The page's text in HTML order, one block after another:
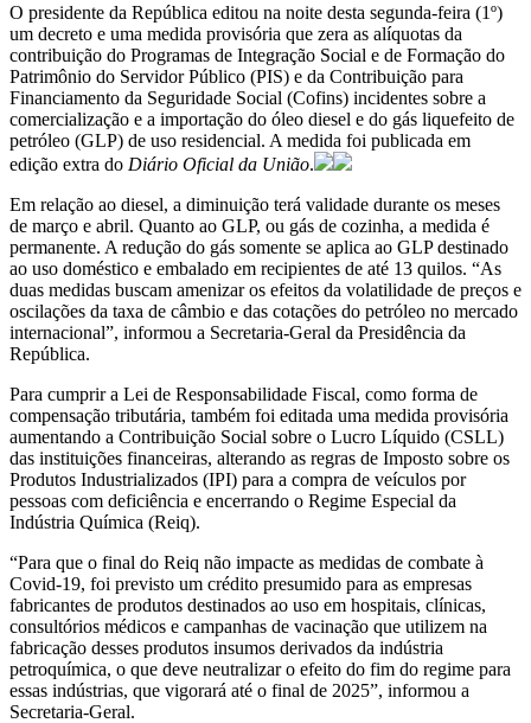
O presidente da República editou na noite desta segunda-feira (1º)
um decreto e uma medida provisória que zera as alíquotas da
contribuição do Programas de Integração Social e de Formação do
Patrimônio do Servidor Público (PIS) e da Contribuição para
Financiamento da Seguridade Social (Cofins) incidentes sobre a
comercialização e a importação do óleo diesel e do gás liquefeito de
petróleo (GLP) de uso residencial. A medida foi publicada em
edição extra do Diário Oficial da União.
Em relação ao diesel, a diminuição terá validade durante os meses
de março e abril. Quanto ao GLP, ou gás de cozinha, a medida é
permanente. A redução do gás somente se aplica ao GLP destinado
ao uso doméstico e embalado em recipientes de até 13 quilos. “As
duas medidas buscam amenizar os efeitos da volatilidade de preços e
oscilações da taxa de câmbio e das cotações do petróleo no mercado
internacional”, informou a Secretaria-Geral da Presidência da
República.
Para cumprir a Lei de Responsabilidade Fiscal, como forma de
compensação tributária, também foi editada uma medida provisória
aumentando a Contribuição Social sobre o Lucro Líquido (CSLL)
das instituições financeiras, alterando as regras de Imposto sobre os
Produtos Industrializados (IPI) para a compra de veículos por
pessoas com deficiência e encerrando o Regime Especial da
Indústria Química (Reiq).
“Para que o final do Reiq não impacte as medidas de combate à
Covid-19, foi previsto um crédito presumido para as empresas
fabricantes de produtos destinados ao uso em hospitais, clínicas,
consultórios médicos e campanhas de vacinação que utilizem na
fabricação desses produtos insumos derivados da indústria
petroquímica, o que deve neutralizar o efeito do fim do regime para
essas indústrias, que vigorará até o final de 2025”, informou a
Secretaria-Geral.